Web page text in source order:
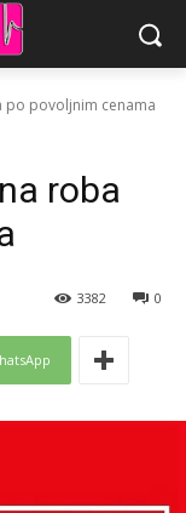
po povoljnim cenama
roba
0
3382